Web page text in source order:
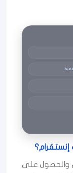
والحصول على